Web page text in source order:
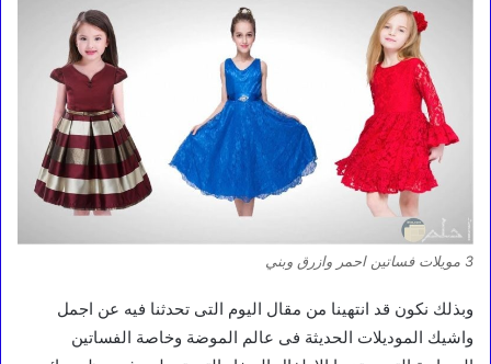
3 مويلات فساتين احمر وازرق وبني
وبذلك نكون قد انتهينا من مقال اليوم التى تحدثنا فيه عن اجمل
واشيك الموديلات الحديثة فى عالم الموضة وخاصة الفساتين